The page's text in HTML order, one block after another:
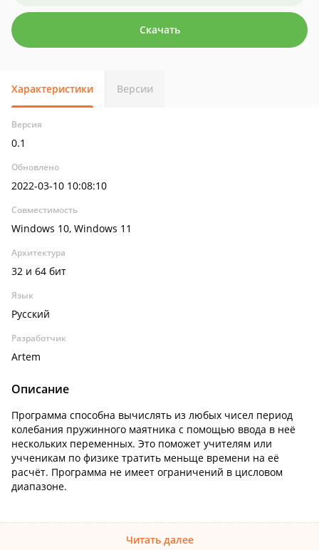
Скачать
Характеристики Версии
Версия
0.1
Обновлено
2022-03-10 10:08:10
Совместимость
Windows 10, Windows 11
Архитектура
32 и 64 бит
Язык
Русский
Разработчик
Artem
Описание
Программа способна вычислять из любых чисел период
колебания пружинного маятника с помощью ввода в неё
нескольких переменных. Это поможет учителям или
учченикам по физике тратить меньще времени на её
расчёт. Программа не имеет ограничений в цисловом
диапазоне.
Читать далее